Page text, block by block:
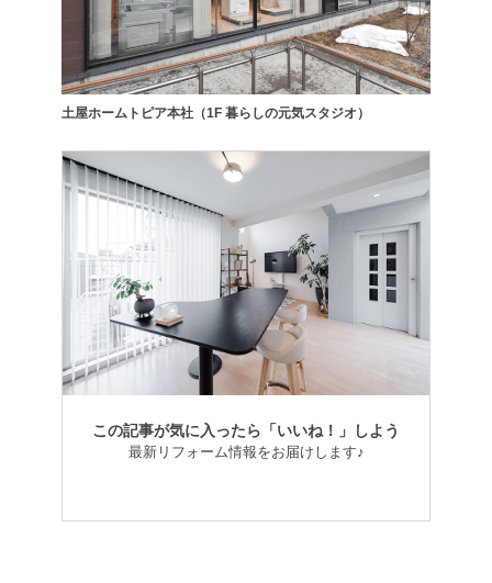
土屋ホームトピア本社（1F 暮らしの元気スタジオ）
この記事が気に入ったら「いいね！」しよう
最新リフォーム情報をお届けします♪